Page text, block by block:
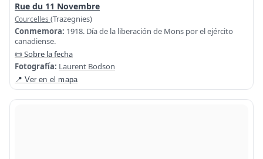
Rue du 11 Novembre
Courcelles (Trazegnies)
Conmemora: 1918. Día de la liberación de Mons por el ejército
canadiense.
📜 Sobre la fecha
Fotografía: Laurent Bodson
📍 Ver en el mapa